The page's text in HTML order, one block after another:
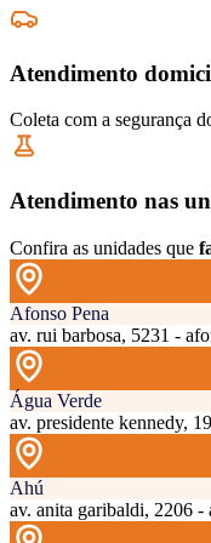
Atendimento
Coleta com a segurança
Atendimento nas
Confira as unidades que
Afonso Pena
av. rui barbosa, 5231 -
Água Verde
av. presidente kennedy,
Ahú
av. anita garibaldi, 2206 -